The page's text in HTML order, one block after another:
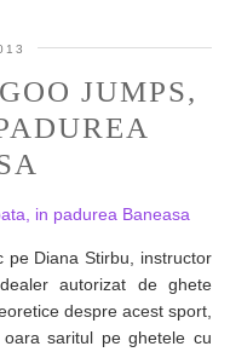
JUMPS,
pe Diana Stirbu, instructor
autorizat de ghete
despre acest sport,
saritul pe ghetele cu